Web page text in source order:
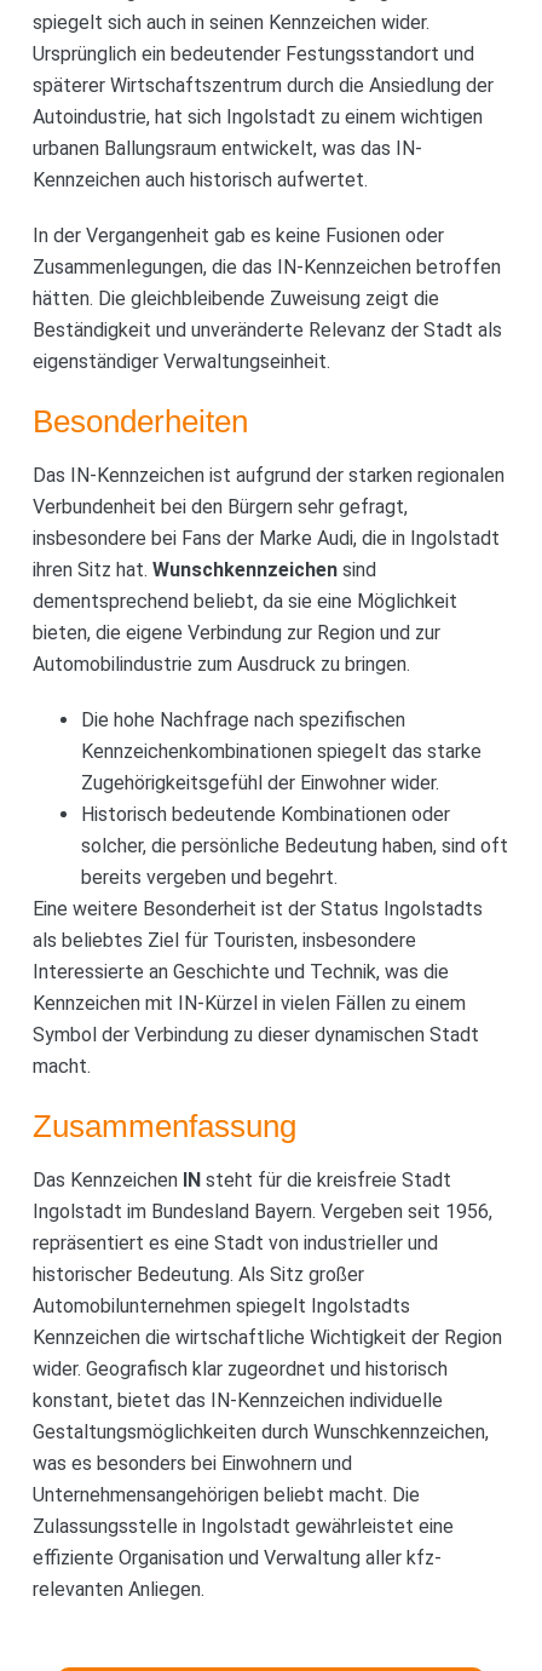
spiegelt sich auch in seinen Kennzeichen wider.
Ursprünglich ein bedeutender Festungsstandort und
späterer Wirtschaftszentrum durch die Ansiedlung der
Autoindustrie, hat sich Ingolstadt zu einem wichtigen
urbanen Ballungsraum entwickelt, was das IN-
Kennzeichen auch historisch aufwertet.
In der Vergangenheit gab es keine Fusionen oder
Zusammenlegungen, die das IN-Kennzeichen betroffen
hätten. Die gleichbleibende Zuweisung zeigt die
Beständigkeit und unveränderte Relevanz der Stadt als
eigenständiger Verwaltungseinheit.
Besonderheiten
Das IN-Kennzeichen ist aufgrund der starken regionalen
Verbundenheit bei den Bürgern sehr gefragt,
insbesondere bei Fans der Marke Audi, die in Ingolstadt
ihren Sitz hat. Wunschkennzeichensind
dementsprechend beliebt, da sie eine Möglichkeit
bieten, die eigene Verbindung zur Region und zur
Automobilindustrie zum Ausdruck zu bringen.
Die hohe Nachfrage nach spezifischen
Kennzeichenkombinationen spiegelt das starke
Zugehörigkeitsgefühl der Einwohner wider.
Historisch bedeutende Kombinationen oder
solcher, die persönliche Bedeutung haben, sind oft
bereits vergeben und begehrt.
Eine weitere Besonderheit ist der Status Ingolstadts
als beliebtes Ziel für Touristen, insbesondere
Interessierte an Geschichte und Technik, was die
Kennzeichen mit IN-Kürzel in vielen Fällen zu einem
Symbol der Verbindung zu dieser dynamischen Stadt
macht.
Zusammenfassung
Das Kennzeichen INsteht für die kreisfreie Stadt
Ingolstadt im Bundesland Bayern. Vergeben seit 1956,
repräsentiert es eine Stadt von industrieller und
historischer Bedeutung. Als Sitz großer
Automobilunternehmen spiegelt Ingolstadts
Kennzeichen die wirtschaftliche Wichtigkeit der Region
wider. Geografisch klar zugeordnet und historisch
konstant, bietet das IN-Kennzeichen individuelle
Gestaltungsmöglichkeiten durch Wunschkennzeichen,
was es besonders bei Einwohnern und
Unternehmensangehörigen beliebt macht. Die
Zulassungsstelle in Ingolstadt gewährleistet eine
effiziente Organisation und Verwaltung aller kfz-
relevanten Anliegen.